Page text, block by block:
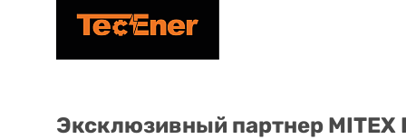
Эксклюзивный партнер